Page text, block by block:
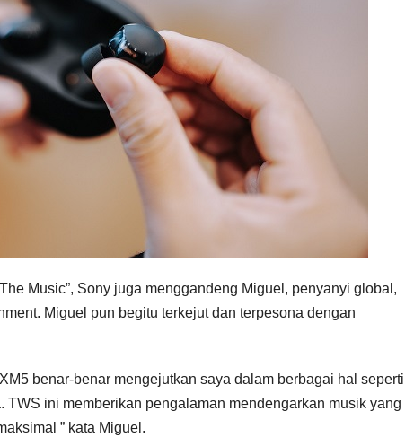
Music”, Sony juga menggandeng Miguel, penyanyi global,
Miguel pun begitu terkejut dan terpesona dengan
benar-benar mengejutkan saya dalam berbagai hal seperti
ini memberikan pengalaman mendengarkan musik yang
” kata Miguel.